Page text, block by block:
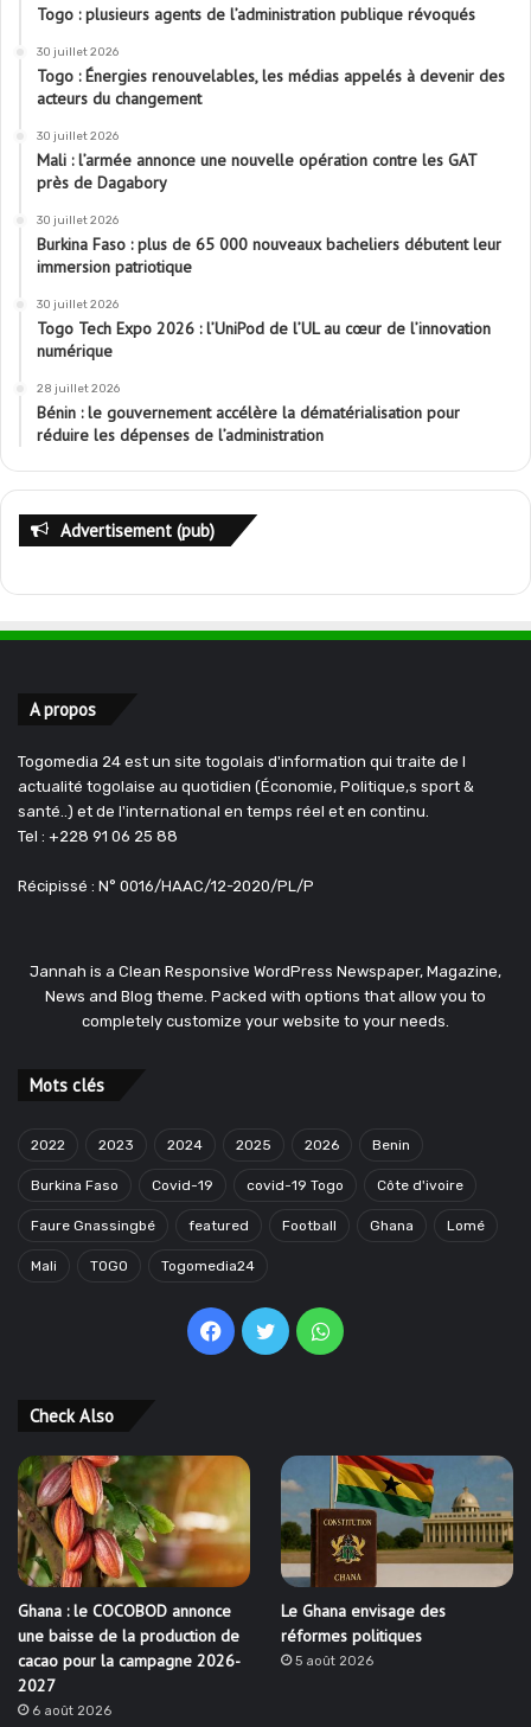
Togo : plusieurs agents de l’administration publique révoqués
30 juillet 2026
Togo : Énergies renouvelables, les médias appelés à devenir des
acteurs du changement
30 juillet 2026
Mali : l’armée annonce une nouvelle opération contre les GAT
près de Dagabory
30 juillet 2026
Burkina Faso : plus de 65 000 nouveaux bacheliers débutent leur
immersion patriotique
30 juillet 2026
Togo Tech Expo 2026 : l’UniPod de l’UL au cœur de l’innovation
numérique
28 juillet 2026
Bénin : le gouvernement accélère la dématérialisation pour
réduire les dépenses de l’administration
Advertisement (pub)
A propos
Togomedia 24 est un site togolais d'information qui traite de l
actualité togolaise au quotidien (Économie, Politique,s sport &
santé..) et de l'international en temps réel et en continu.
Tel : +228 91 06 25 88
Récipissé : N° 0016/HAAC/12-2020/PL/P
Jannah is a Clean Responsive WordPress Newspaper, Magazine,
News and Blog theme. Packed with options that allow you to
completely customize your website to your needs.
Mots clés
2022 2023 2024 2025 2026 Benin
Burkina Faso Covid-19 covid-19 Togo Côte d'ivoire
Faure Gnassingbé featured Football Ghana Lomé
Mali TOGO Togomedia24
Facebook
TwitterWhatsApp
Check Also
Ghana : le COCOBOD annonce
une baisse de la production de
cacao pour la campagne 2026-
2027
6 août 2026
Le Ghana envisage des
réformes politiques
5 août 2026